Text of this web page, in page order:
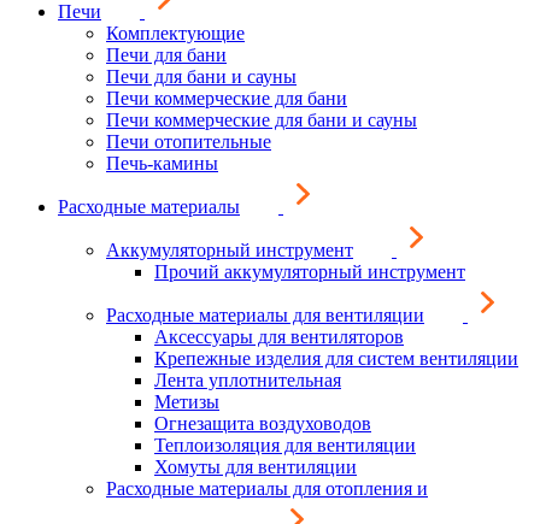
Печи
Комплектующие
Печи для бани
Печи для бани и сауны
Печи коммерческие для бани
Печи коммерческие для бани и сауны
Печи отопительные
Печь-камины
Расходные материалы
Аккумуляторный инструмент
Прочий аккумуляторный инструмент
Расходные материалы для вентиляции
Аксессуары для вентиляторов
Крепежные изделия для систем вентиляции
Лента уплотнительная
Метизы
Огнезащита воздуховодов
Теплоизоляция для вентиляции
Хомуты для вентиляции
Расходные материалы для отопления и